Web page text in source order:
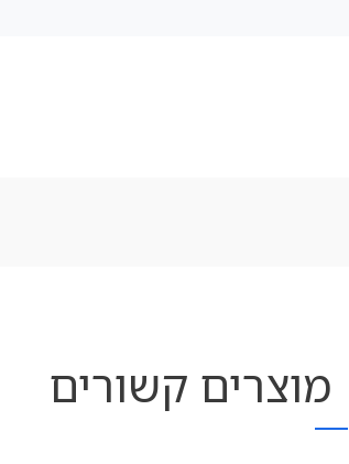
מוצרים קשורים